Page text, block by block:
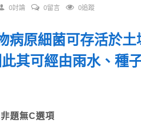
0討論 0留言 0追蹤
病原細菌可存活於
其可經由雨水、種
題無C選項